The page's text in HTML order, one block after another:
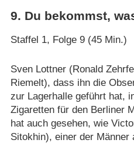
9. Du bekommst,
Staffel 1, Folge 9 (45 Min.)
Sven Lottner (Ronald
Riemelt), dass ihn die
zur Lagerhalle geführt hat,
Zigaretten für den Berliner
hat auch gesehen, wie
Sitokhin), einer der Männer